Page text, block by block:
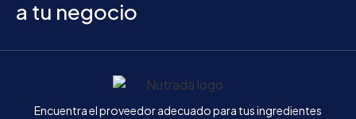
a tu negocio
Inicio
Encuentra el proveedor adecuado para tus ingredientes